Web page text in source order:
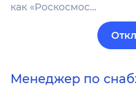
как «Роскосмос…
Менеджер по